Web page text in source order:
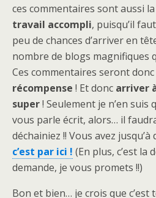
ces commentaires sont aussi la
travail accompli, puisqu’il
peu de chances d’arriver en
nombre de blogs magnifiques
Ces commentaires seront
récompense ! Et donc arriver
super! Seulement je n’en suis
vous parle écrit, alors… il
déchainiez !! Vous avez
c’est par ici ! (En plus, c’est la
demande, je vous promets !!)
Bon et bien… je crois que c’est